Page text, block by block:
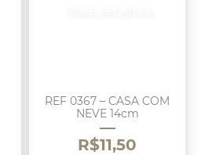
REF 0367 – CASA COM
NEVE 14cm
R$11,50